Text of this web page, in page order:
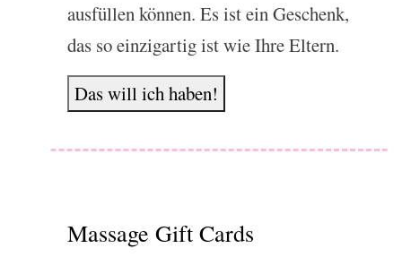
ausfüllen können. Es ist ein Geschenk,
das so einzigartig ist wie Ihre Eltern.
Das will ich haben!
Massage Gift Cards